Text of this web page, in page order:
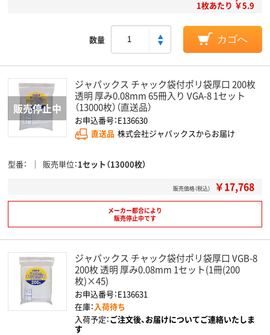
1枚あたり ￥5.9
数量 カゴへ
ジャパックス チャック袋付ポリ袋厚口 200枚
透明 厚み0.08mm 65冊入り VGA-8 1セット
（13000枚）（直送品）
お申込番号：E136630
直送品 株式会社ジャパックスからお届け
型番 販売単位 1セット（13000枚）
販売価格（税込） ￥17,768
メーカー都合により
販売停止中です
ジャパックス チャック袋付ポリ袋厚口 VGB-8
200枚 透明 厚み0.08mm 1セット(1冊(200
枚)×45)
お申込番号：E136631
在庫：入荷待ち
入荷予定：ご注文後、お届けについてご連絡いたしま
す